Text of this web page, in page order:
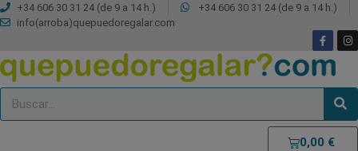
+34 606 30 31 24 (de 9 a 14 h.)
+34 606 30 31 24 (de 9 a 14 h.)
info(arroba)quepuedoregalar.com
0,00 €